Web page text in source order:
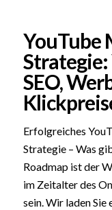
YouTube
Strategie:
SEO,
Erfolgreiches
Strategie – Was
Roadmap ist der
im Zeitalter des
sein. Wir laden Sie